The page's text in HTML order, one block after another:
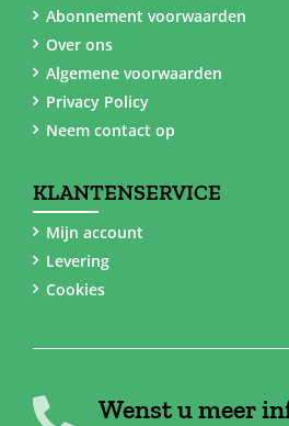
Abonnement voorwaarden
Over ons
Algemene voorwaarden
Privacy Policy
Neem contact op
KLANTENSERVICE
Mijn account
Levering
Cookies
Wenst u meer